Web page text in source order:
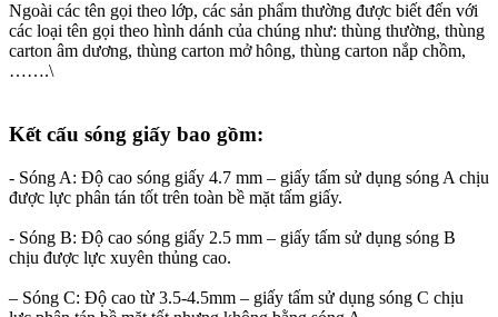
Ngoài các tên gọi theo lớp, các sản phẩm thường được biết đến với
các loại tên gọi theo hình dánh của chúng như: thùng thường, thùng
carton âm dương, thùng carton mở hông, thùng carton nắp chồm,
…….\
Kết cấu sóng giấy bao gồm:
- Sóng A: Độ cao sóng giấy 4.7 mm – giấy tấm sử dụng sóng A chịu
được lực phân tán tốt trên toàn bề mặt tấm giấy.
- Sóng B: Độ cao sóng giấy 2.5 mm – giấy tấm sử dụng sóng B
chịu được lực xuyên thủng cao.
– Sóng C: Độ cao từ 3.5-4.5mm – giấy tấm sử dụng sóng C chịu